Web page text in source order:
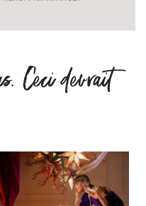
Ceci devrait